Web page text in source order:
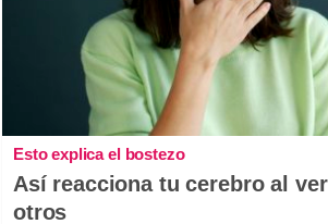
Esto explica el bostezo
Así reacciona tu cerebro al
otros